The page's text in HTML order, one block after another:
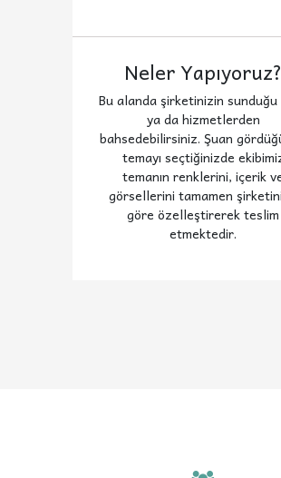
Neler Yapıyoruz?
Bu alanda şirketinizin
ya da hizmetlerden
bahsedebilirsiniz. Şuan
temayı seçtiğinizde
temanın renklerini, içerik
görsellerini tamamen
göre özelleştirerek teslim
etmektedir.